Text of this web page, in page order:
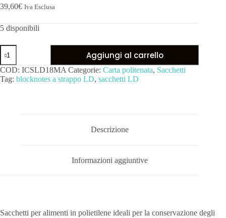
39,60€ Iva Esclusa
5 disponibili
Aggiungi al carrello
COD: ICSLD18MA Categorie: Carta politenata, Sacchetti
Tag: blocknotes a strappo LD, sacchetti LD
Descrizione
Informazioni aggiuntive
Sacchetti per alimenti in polietilene ideali per la conservazione degli